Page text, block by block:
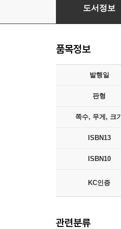
80일간의 세계일주
도서정보
품목정보
발행일
판형
쪽수, 무게, 크기
ISBN13
ISBN10
KC인증
관련분류